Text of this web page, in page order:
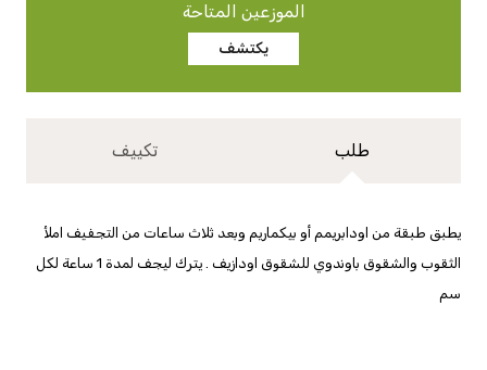
الموزعين المتاحة
يكتشف
طلب تكييف
يطبق طبقة من اودابريمم أو بيكماريم وبعد ثلاث ساعات من التجفيف املأ
الثقوب والشقوق باوندوي للشقوق اودازيف . يترك ليجف لمدة 1 ساعة لكل
سم